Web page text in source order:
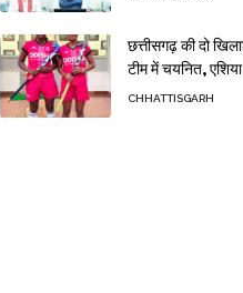
छत्तीसगढ़ की दो
टीम में चयनित,
CHHATTISGARH